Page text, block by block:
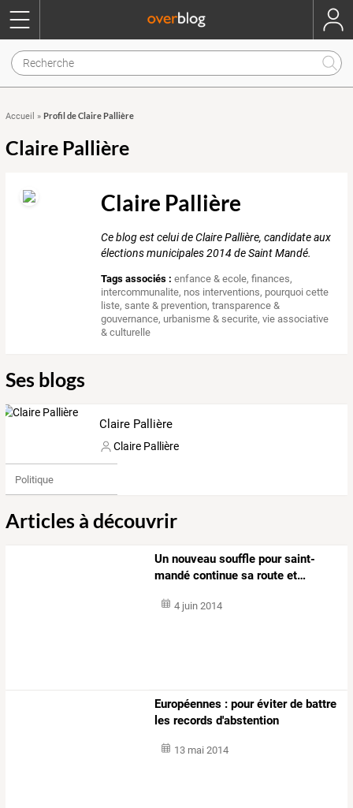
Accueil » Profil de Claire Pallière
Claire Pallière
Claire Pallière
Ce blog est celui de Claire Pallière, candidate aux
élections municipales 2014 de Saint Mandé.
Tags associés : enfance & ecole,finances,
intercommunalite, nos interventions, pourquoi cette
liste,sante & prevention,transparence &
gouvernance, urbanisme & securite,vie associative
& culturelle
Ses blogs
Claire Pallière
Claire Pallière
Politique
Articles à découvrir
Un nouveau souffle poursaint-
mandé continue sa route et…
4 juin 2014
Européennes : pour éviter de battre
les records d'abstention
13 mai 2014